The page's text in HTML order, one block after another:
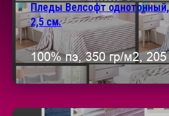
Пледы Велсофт
2,5 см.
100% пэ, 350 гр/м2,